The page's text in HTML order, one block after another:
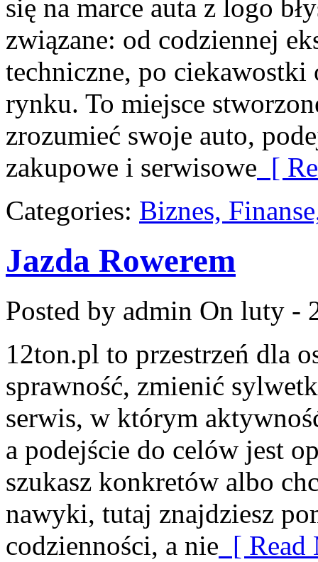
się na marce auta z logo
związane: od codziennej
techniczne, po
rynku. To miejsce
zrozumieć swoje auto,
zakupowe i serwisowe [
Categories: Biznes,
Jazda Rowerem
Posted by admin On luty -
12ton.pl to przestrzeń dla
sprawność, zmienić
serwis, w którym
a podejście do celów jest
szukasz konkretów albo
nawyki, tutaj znajdziesz
codzienności, a nie [ Read